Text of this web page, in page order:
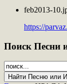
feb2013-
https://
Поиск Песни